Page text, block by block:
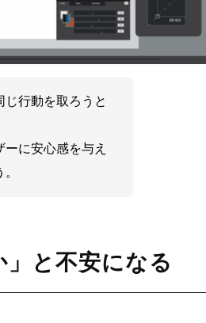
じ行動を取ろうと
に安心感を与え
と不安になる